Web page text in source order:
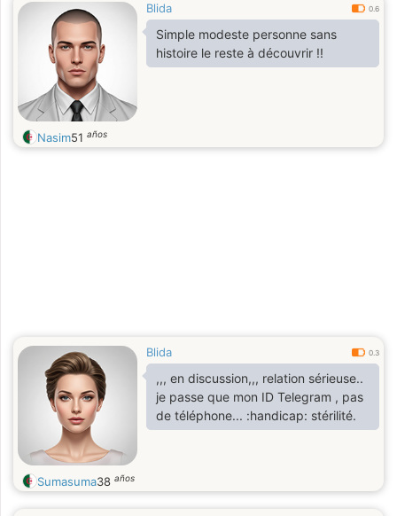
Blida 0.6
Simple modeste personne sans
histoire le reste à découvrir !!
Nasim51 años
Blida 0.3
,,, en discussion,,, relation sérieuse..
je passe que mon ID Telegram , pas
de téléphone... :handicap: stérilité.
Sumasuma38 años